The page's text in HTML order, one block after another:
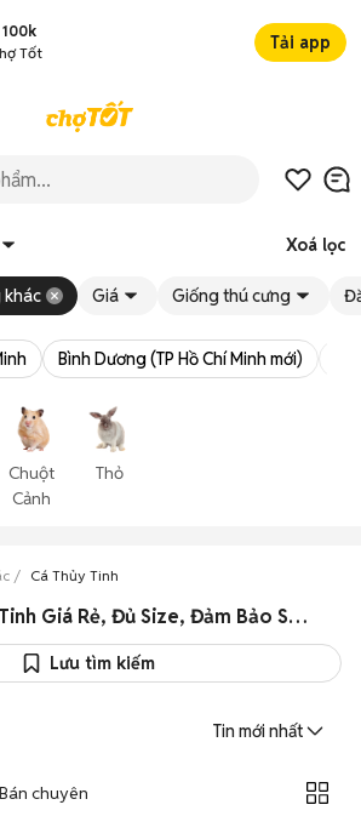
100k
Tốt
Tải app
Xoá lọc
khác Giá Giống thú cưng
Bình Dương (TP Hồ Chí Minh mới)
Chuột
Cảnh
Thỏ
Cá Thủy Tinh
Mua Bán Cá Thủy Tinh Giá Rẻ, Đủ Size, Đảm Bảo Sức Khỏe
Lưu tìm kiếm
Tin mới nhất
Bán chuyên